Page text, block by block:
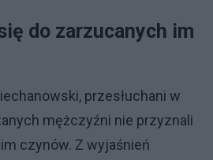
do zarzucanych im
przesłuchani w
mężczyźni nie przyznali
czynów. Z wyjaśnień